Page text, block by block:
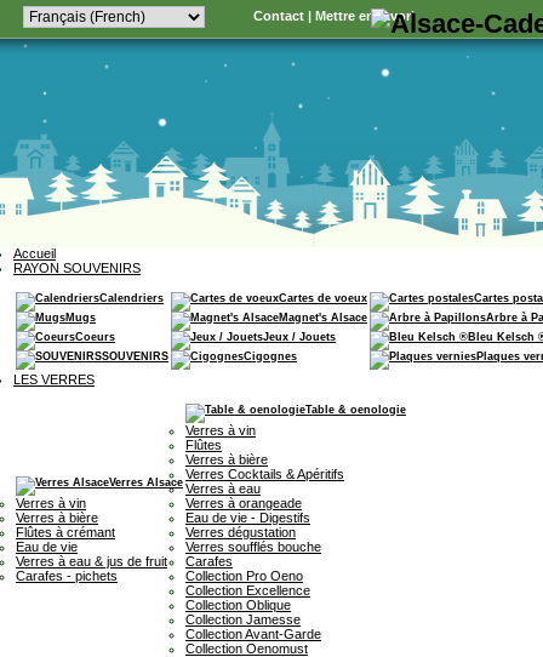
Contact |Mettre en favori
Accueil
RAYON SOUVENIRS
Calendriers
Mugs
Coeurs
SOUVENIRS
Cartes de voeux
Magnet's Alsace
Jeux / Jouets
Cigognes
Cartes
Arbre à
Bleu Kelsch
Plaques
LES VERRES
Verres Alsace
Verres à vin
Verres à bière
Flûtes à crémant
Eau de vie
Verres à eau & jus de fruit
Carafes - pichets
Table & oenologie
Verres à vin
Flûtes
Verres à bière
Verres Cocktails & Apéritifs
Verres à eau
Verres à orangeade
Eau de vie - Digestifs
Verres dégustation
Verres soufflés bouche
Carafes
Collection Pro Oeno
Collection Excellence
Collection Oblique
Collection Jamesse
Collection Avant-Garde
Collection Oenomust